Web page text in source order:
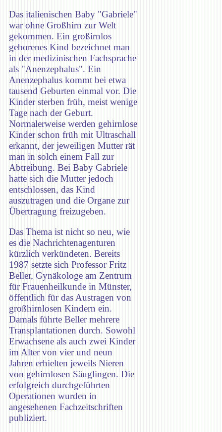
Das italienischen Baby "Gabriele"
war ohne Großhirn zur Welt
gekommen. Ein großirnlos
geborenes Kind bezeichnet man
in der medizinischen Fachsprache
als "Anenzephalus". Ein
Anenzephalus kommt bei etwa
tausend Geburten einmal vor. Die
Kinder sterben früh, meist wenige
Tage nach der Geburt.
Normalerweise werden gehirnlose
Kinder schon früh mit Ultraschall
erkannt, der jeweiligen Mutter rät
man in solch einem Fall zur
Abtreibung. Bei Baby Gabriele
hatte sich die Mutter jedoch
entschlossen, das Kind
auszutragen und die Organe zur
Übertragung freizugeben.
Das Thema ist nicht so neu, wie
es die Nachrichtenagenturen
kürzlich verkündeten. Bereits
1987 setzte sich Professor Fritz
Beller, Gynäkologe am Zentrum
für Frauenheilkunde in Münster,
öffentlich für das Austragen von
großhirnlosen Kindern ein.
Damals führte Beller mehrere
Transplantationen durch. Sowohl
Erwachsene als auch zwei Kinder
im Alter von vier und neun
Jahren erhielten jeweils Nieren
von gehirnlosen Säuglingen. Die
erfolgreich durchgeführten
Operationen wurden in
angesehenen Fachzeitschriften
publiziert.